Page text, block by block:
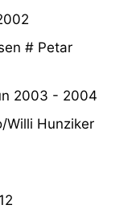
# Petar
2003 - 2004
Willi Hunziker